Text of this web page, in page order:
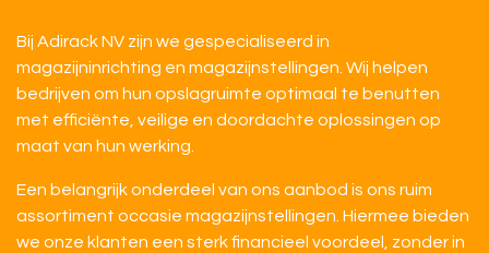
Bij Adirack NV zijn we gespecialiseerd in
magazijninrichting en magazijnstellingen. Wij helpen
bedrijven om hun opslagruimte optimaal te benutten
met efficiënte, veilige en doordachte oplossingen op
maat van hun werking.
Een belangrijk onderdeel van ons aanbod is ons ruim
assortiment occasie magazijnstellingen. Hiermee bieden
we onze klanten een sterk financieel voordeel, zonder in